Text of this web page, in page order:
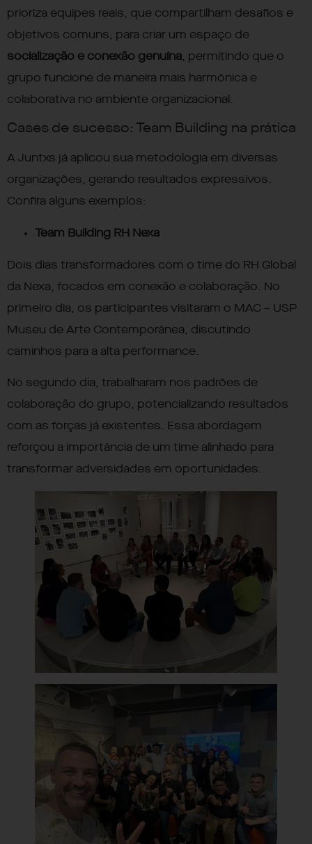
prioriza equipes reais, que compartilham desafios e
objetivos comuns, para criar um espaço de
socialização e conexão genuína , permitindo que o
grupo funcione de maneira mais harmônica e
colaborativa no ambiente organizacional.
Cases de sucesso: Team Building na prática
A Juntxs já aplicou sua metodologia em diversas
organizações, gerando resultados expressivos.
Confira alguns exemplos:
Team Building RH Nexa
Dois dias transformadores com o time do RH Global
da Nexa, focados em conexão e colaboração. No
primeiro dia, os participantes visitaram o MAC – USP
Museu de Arte Contemporânea, discutindo
caminhos para a alta performance.
No segundo dia, trabalharam nos padrões de
colaboração do grupo, potencializando resultados
com as forças já existentes. Essa abordagem
reforçou a importância de um time alinhado para
transformar adversidades em oportunidades.